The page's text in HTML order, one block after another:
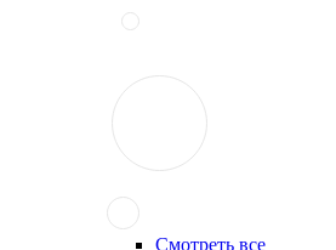
Смотреть все